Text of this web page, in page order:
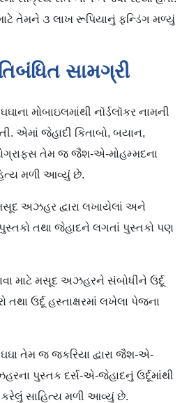
તેમને ૩ લાખ રૂપિયાનું ફન્ડિંગ મળ્યું
સામગ્રી
મોબાઇલમાંથી નૉર્ડલૉકર નામની
એમાં જેહાદી કિતાબો, બયાન,
તેમ જ જૈશ-એ-મોહમ્મદના
મળી આવ્યું છે.
અઝહર દ્વારા લખાયેલાં અને
પુસ્તકો તથા જેહાદને લગતાં પુસ્તકો પણ
માટે મસૂદ અઝહરને સંબોધીને ઉર્દૂ
તથા ઉર્દૂ હસ્તાક્ષરમાં લખેલા પેજના
તેમ જ જકરિયા દ્વારા જૈશ-એ-
પુસ્તક દર્સ-એ-જેહાદનું ઉર્દૂમાંથી
કરેલું સાહિત્ય મળી આવ્યું છે.